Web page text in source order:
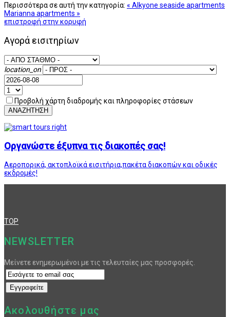
Περισσότερα σε αυτή την κατηγορία: « Alkyone seaside apartments
Marianna apartments »
επιστροφή στην κορυφή
Αγορά εισιτηρίων
location_on
Προβολή χάρτη διαδρομής και πληροφορίες στάσεων
ΑΝΑΖΗΤΗΣΗ
Οργανώστε έξυπνα τις διακοπές σας!
Αεροπορικά, ακτοπλοϊκά εισιτήρια,πακέτα διακοπών και οδικές
εκδρομές!
TOP
NEWSLETTER
Μείνετε ενημερωμένοι με τις τελευταίες μας προσφορές.
Ακολουθήστε μας